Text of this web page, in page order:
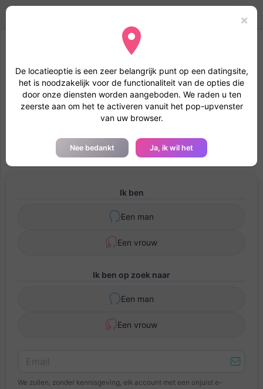
Door akkoord te gaan met geolocatie wordt uw bestand sneller
bestudeerd en krijgt uw profiel het vertrouwen van de andere
leden
Nieuw account - Live chat en 100% gratis
verbindingen op namoro-portugues.pt
Ik ben
Een man
Een vrouw
Ik ben op zoek naar
Een man
Een vrouw
We zullen, zonder kennisgeving, elk account met een onjuist e-
×
De locatieoptie is een zeer belangrijk punt op een datingsite,
het is noodzakelijk voor de functionaliteit van de opties die
door onze diensten worden aangeboden. We raden u ten
zeerste aan om het te activeren vanuit het pop-upvenster
van uw browser.
Nee bedankt Ja, ik wil het